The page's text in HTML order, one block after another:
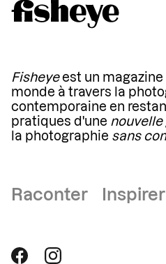
Fisheyeest un
monde à travers la
contemporaine en
pratiques d'une nouvelle
la photographie sans
Raconter